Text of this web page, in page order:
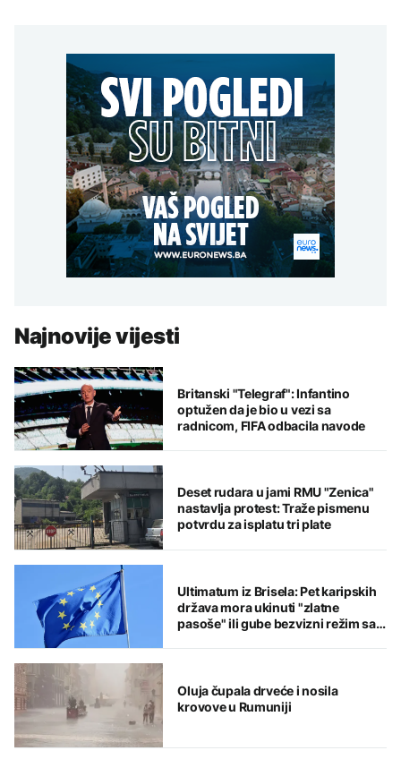
Najnovije vijesti
Britanski "Telegraf": Infantino
optužen da je bio u vezi sa
radnicom, FIFA odbacila navode
Deset rudara u jami RMU "Zenica"
nastavlja protest: Traže pismenu
potvrdu za isplatu tri plate
Ultimatum iz Brisela: Pet karipskih
država mora ukinuti "zlatne
pasoše" ili gube bezvizni režim sa
Oluja čupala drveće i nosila
krovove u Rumuniji